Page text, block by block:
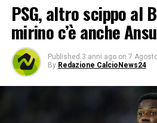
PSG, altro scippo al
mirino c’è anche
Published 3 anni ago on 7
By Redazione CalcioNews24